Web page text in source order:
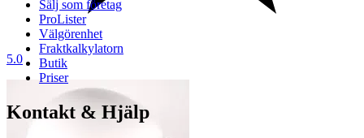
5.0
Sälj som företag
ProLister
Välgörenhet
Fraktkalkylatorn
Butik
Priser
Kontakt & Hjälp